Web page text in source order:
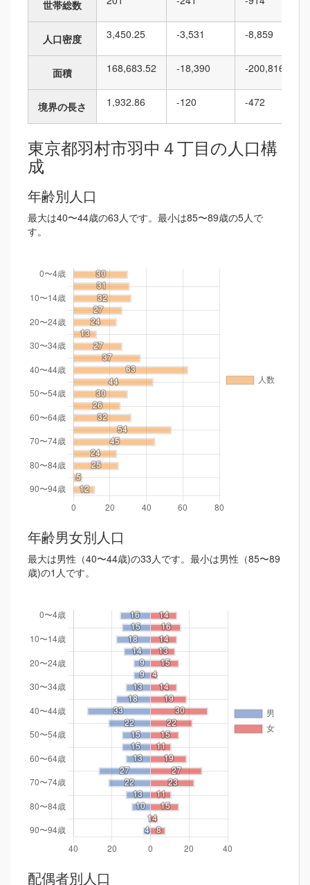
世帯総数
人口密度 3,450.25 -3,531 -8,859
面積 168,683.52 -18,390 -200,816
境界の長さ 1,932.86 -120 -472
東京都羽村市羽中４丁目の人口構
成
年齢別人口
最大は40〜44歳の63人です。最小は85〜89歳の5人で
す。
年齢男女別人口
最大は男性（40〜44歳)の33人です。最小は男性（85〜89
歳)の1人です。
配偶者別人口